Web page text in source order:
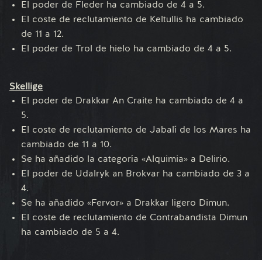
El poder de Fleder ha cambiado de 4 a 5.
El coste de reclutamiento de Keltullis ha cambiado
de 11 a 12.
El poder de Trol de hielo ha cambiado de 4 a 5.
Skellige
El poder de Drakkar An Craite ha cambiado de 4 a
5.
El coste de reclutamiento de Jabalí de los Mares ha
cambiado de 11 a 10.
Se ha añadido la categoría «Alquimia» a Delirio.
El poder de Udalryk an Brokvar ha cambiado de 3 a
4.
Se ha añadido «Fervor» a Drakkar ligero Dimun.
El coste de reclutamiento de Contrabandista Dimun
ha cambiado de 5 a 4.